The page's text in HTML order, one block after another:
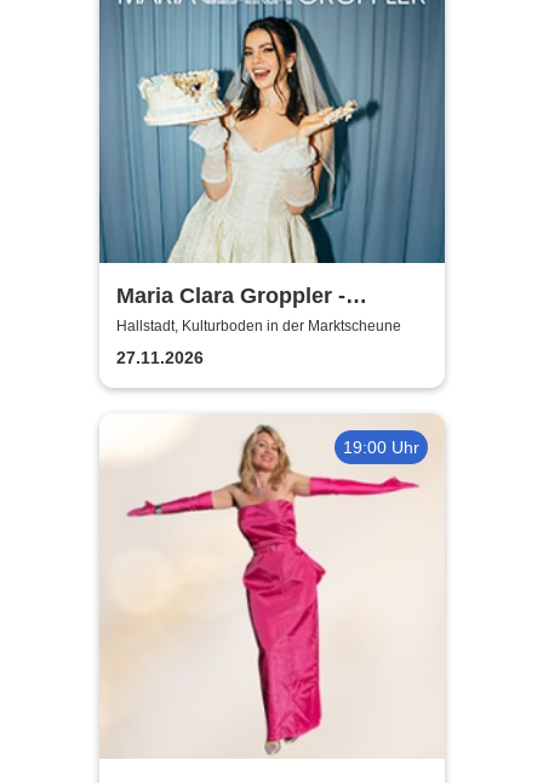
Maria Clara Groppler -
Ehefrau | 2026
Hallstadt, Kulturboden in der Marktscheune
27.11.2026
19:00 Uhr